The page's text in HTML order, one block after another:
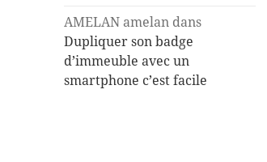
AMELAN amelan dans
Dupliquer son badge
d’immeuble avec un
smartphone c’est facile